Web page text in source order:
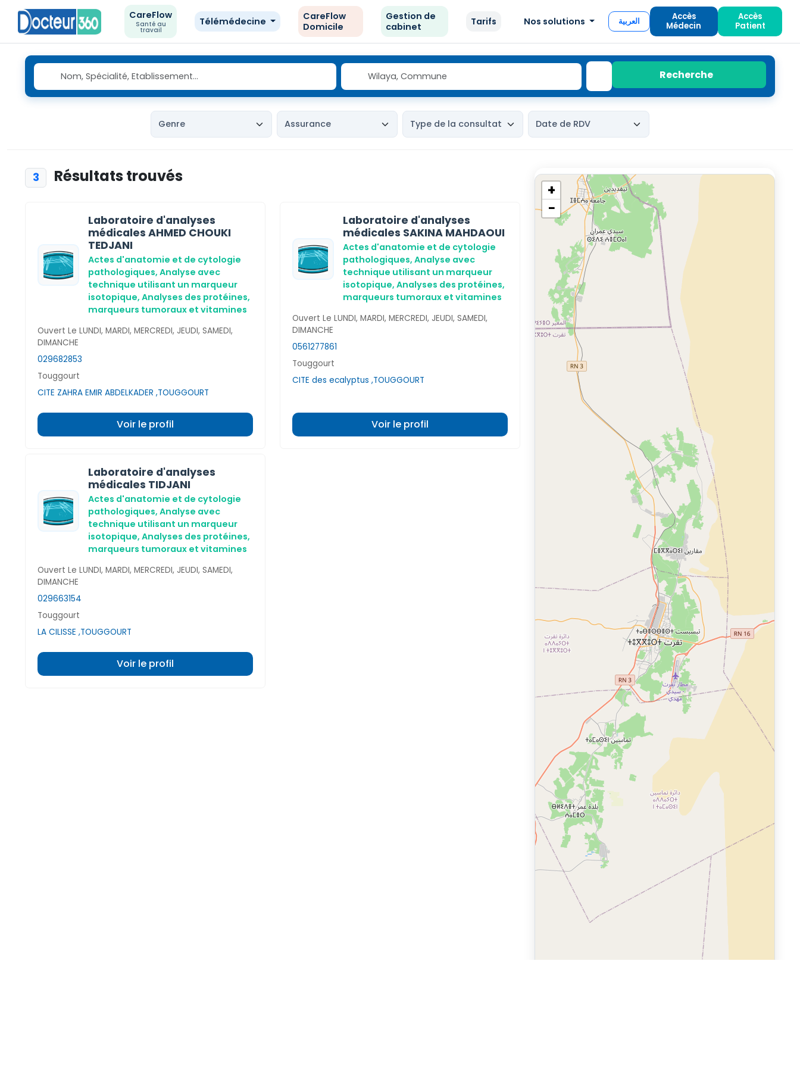
CareFlow
Santé au
travail
Télémédecine
CareFlow
Domicile
Gestion de
cabinet
Tarifs Nos solutions العربية
Accès
Médecin
Accès
Patient
Recherche
3 Résultats trouvés
Laboratoire d'analyses
médicales AHMED CHOUKI
TEDJANI
Actes d'anatomie et de cytologie
pathologiques, Analyse avec
technique utilisant un marqueur
isotopique, Analyses des protéines,
marqueurs tumoraux et vitamines
Ouvert Le LUNDI, MARDI, MERCREDI, JEUDI, SAMEDI,
DIMANCHE
029682853
Touggourt
CITE ZAHRA EMIR ABDELKADER ,TOUGGOURT
Voir le profil
Laboratoire d'analyses
médicales SAKINA MAHDAOUI
Actes d'anatomie et de cytologie
pathologiques, Analyse avec
technique utilisant un marqueur
isotopique, Analyses des protéines,
marqueurs tumoraux et vitamines
Ouvert Le LUNDI, MARDI, MERCREDI, JEUDI, SAMEDI,
DIMANCHE
0561277861
Touggourt
CITE des ecalyptus ,TOUGGOURT
Voir le profil
Laboratoire d'analyses
médicales TIDJANI
Actes d'anatomie et de cytologie
pathologiques, Analyse avec
technique utilisant un marqueur
isotopique, Analyses des protéines,
marqueurs tumoraux et vitamines
Ouvert Le LUNDI, MARDI, MERCREDI, JEUDI, SAMEDI,
DIMANCHE
029663154
Touggourt
LA CILISSE ,TOUGGOURT
Voir le profil
+
−